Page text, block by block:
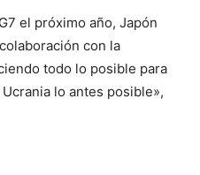
el próximo año, Japón
con la
todo lo posible para
lo antes posible»,